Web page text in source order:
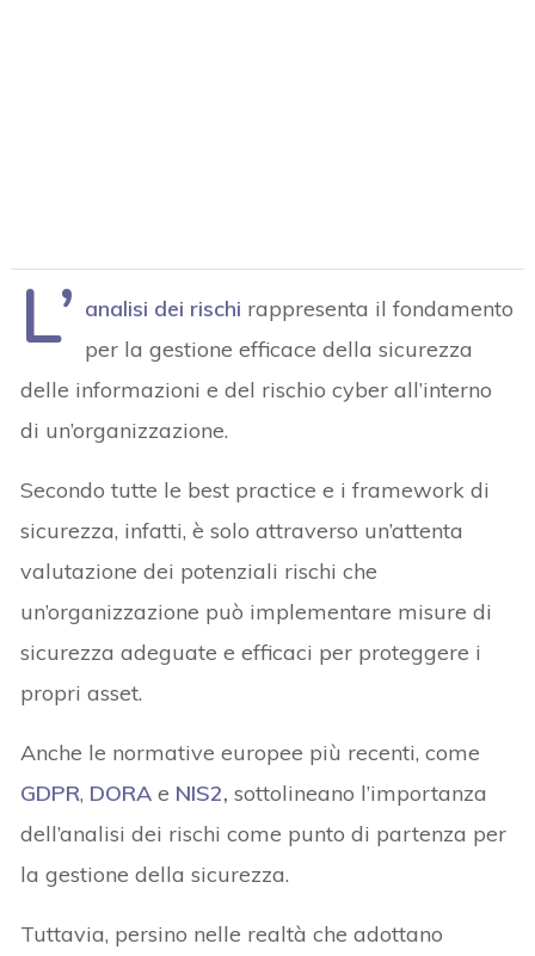
L’ analisi dei rischi rappresenta il fondamento
per la gestione efficace della sicurezza
delle informazioni e del rischio cyber all’interno
di un’organizzazione.
Secondo tutte le best practice e i framework di
sicurezza, infatti, è solo attraverso un’attenta
valutazione dei potenziali rischi che
un’organizzazione può implementare misure di
sicurezza adeguate e efficaci per proteggere i
propri asset.
Anche le normative europee più recenti, come
GDPR, DORA e NIS2, sottolineano l’importanza
dell’analisi dei rischi come punto di partenza per
la gestione della sicurezza.
Tuttavia, persino nelle realtà che adottano